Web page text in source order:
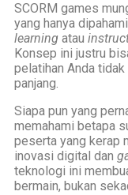
SCORM games
yang hanya
learning atau
Konsep ini justru
pelatihan Anda
panjang.
Siapa pun yang
memahami betapa
peserta yang kerap
inovasi digital dan
teknologi ini
bermain, bukan